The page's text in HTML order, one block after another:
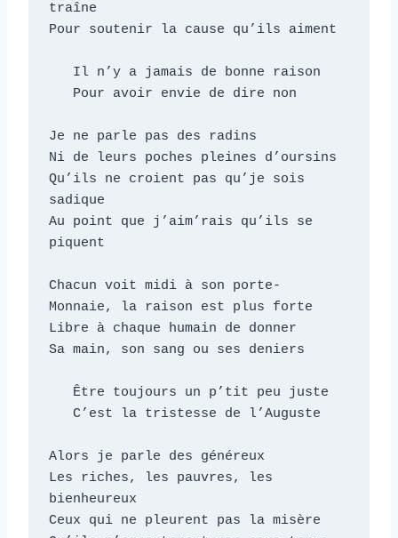
traîne
Pour soutenir la cause qu’ils aiment
Je ne parle pas des radins
Ni de leurs poches pleines d’oursins
Qu’ils ne croient pas qu’je sois
sadique
Au point que j’aim’rais qu’ils se
piquent
Chacun voit midi à son porte-
Monnaie, la raison est plus forte
Libre à chaque humain de donner
Sa main, son sang ou ses deniers
Alors je parle des généreux
Les riches, les pauvres, les
bienheureux
Ceux qui ne pleurent pas la misère